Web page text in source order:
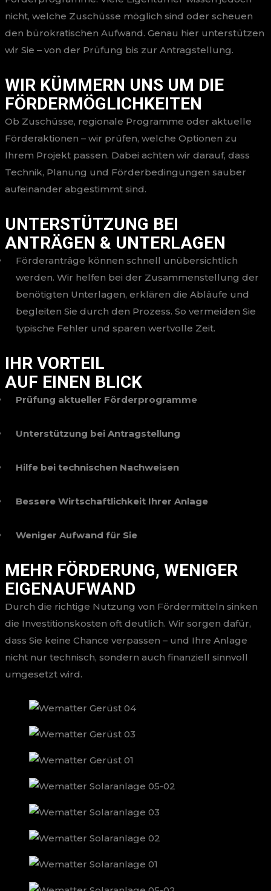
nicht, welche Zuschüsse möglich sind oder scheuen
den bürokratischen Aufwand. Genau hier unterstützen
wir Sie – von der Prüfung bis zur Antragstellung.
WIR KÜMMERN UNS UM DIE
FÖRDERMÖGLICHKEITEN
Ob Zuschüsse, regionale Programme oder aktuelle
Förderaktionen – wir prüfen, welche Optionen zu
Ihrem Projekt passen. Dabei achten wir darauf, dass
Technik, Planung und Förderbedingungen sauber
aufeinander abgestimmt sind.
UNTERSTÜTZUNG BEI
ANTRÄGEN & UNTERLAGEN
Förderanträge können schnell unübersichtlich
werden. Wir helfen bei der Zusammenstellung der
benötigten Unterlagen, erklären die Abläufe und
begleiten Sie durch den Prozess. So vermeiden Sie
typische Fehler und sparen wertvolle Zeit.
IHR VORTEIL
AUF EINEN BLICK
Prüfung aktueller Förderprogramme
Unterstützung bei Antragstellung
Hilfe bei technischen Nachweisen
Bessere Wirtschaftlichkeit Ihrer Anlage
Weniger Aufwand für Sie
MEHR FÖRDERUNG, WENIGER
EIGENAUFWAND
Durch die richtige Nutzung von Fördermitteln sinken
die Investitionskosten oft deutlich. Wir sorgen dafür,
dass Sie keine Chance verpassen – und Ihre Anlage
nicht nur technisch, sondern auch finanziell sinnvoll
umgesetzt wird.